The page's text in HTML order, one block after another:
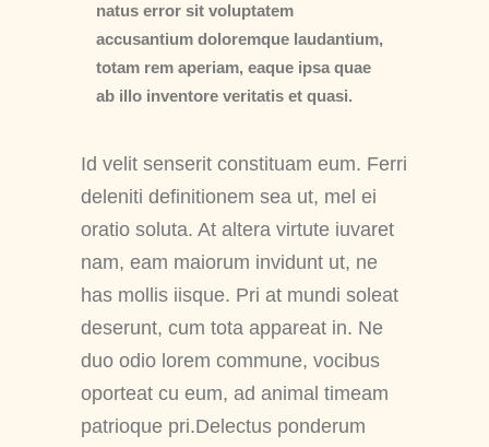
natus error sit voluptatem
accusantium doloremque laudantium,
totam rem aperiam, eaque ipsa quae
ab illo inventore veritatis et quasi.
Id velit senserit constituam eum. Ferri
deleniti definitionem sea ut, mel ei
oratio soluta. At altera virtute iuvaret
nam, eam maiorum invidunt ut, ne
has mollis iisque. Pri at mundi soleat
deserunt, cum tota appareat in. Ne
duo odio lorem commune, vocibus
oporteat cu eum, ad animal timeam
patrioque pri.Delectus ponderum